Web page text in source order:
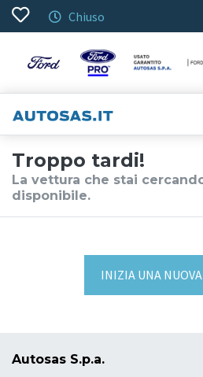
Chiuso
Troppo tardi!
La vettura che stai
disponibile.
INIZIA UNA
Autosas S.p.a.